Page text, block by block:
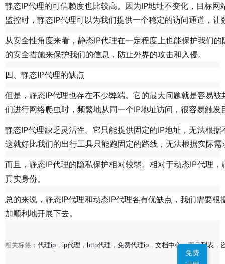
静态IP代理的可信赖度也比较高。因为IP地址不变化，目标
监控时，静态IP代理可以为我们提供一个稳定的访问通道，让
从安全性角度来看，静态IP代理在一定程度上也能保护我们
的安全措施来保护我们的信息，防止外界的攻击和入侵。
四、静态IP代理的缺点
但是，静态IP代理也存在不少弊端。它的最大问题就是容易
们进行网络爬虫时，频繁地从同一个IP地址访问，很容易触
静态IP代理缺乏灵活性。它只能提供固定的IP地址，无法根
这就好比我们的出行工具只能跑固定的路线，无法根据实际
而且，静态IP代理的隐私保护相对较弱。相对于动态IP代理
真实身份。
总的来说，静态IP代理和动态IP代理各有优缺点，我们需要
加顺利地开展下去。
相关标签： 代理ip ， ip代理 ， http代理 ， 免费代理ip ， 文档中心，产品列表 ，
免费